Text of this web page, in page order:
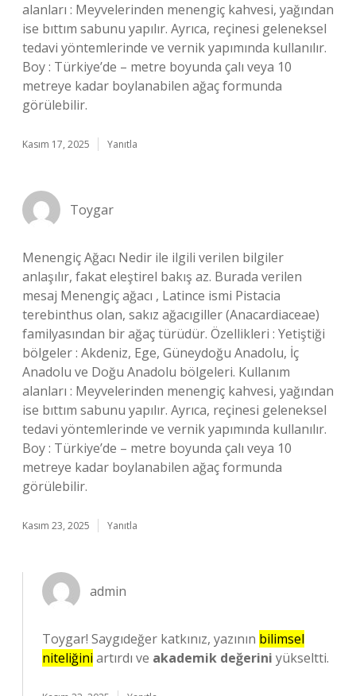
alanları : Meyvelerinden menengiç kahvesi, yağından
ise bıttım sabunu yapılır. Ayrıca, reçinesi geleneksel
tedavi yöntemlerinde ve vernik yapımında kullanılır.
Boy : Türkiye’de – metre boyunda çalı veya 10
metreye kadar boylanabilen ağaç formunda
görülebilir.
Kasım 17, 2025 Yanıtla
Toygar
Menengiç Ağacı Nedir ile ilgili verilen bilgiler
anlaşılır, fakat eleştirel bakış az. Burada verilen
mesaj Menengiç ağacı , Latince ismi Pistacia
terebinthus olan, sakız ağacıgiller (Anacardiaceae)
familyasından bir ağaç türüdür. Özellikleri : Yetiştiği
bölgeler : Akdeniz, Ege, Güneydoğu Anadolu, İç
Anadolu ve Doğu Anadolu bölgeleri. Kullanım
alanları : Meyvelerinden menengiç kahvesi, yağından
ise bıttım sabunu yapılır. Ayrıca, reçinesi geleneksel
tedavi yöntemlerinde ve vernik yapımında kullanılır.
Boy : Türkiye’de – metre boyunda çalı veya 10
metreye kadar boylanabilen ağaç formunda
görülebilir.
Kasım 23, 2025 Yanıtla
admin
Toygar! Saygıdeğer katkınız, yazının bilimsel
niteliğini artırdı ve akademik değerini yükseltti.